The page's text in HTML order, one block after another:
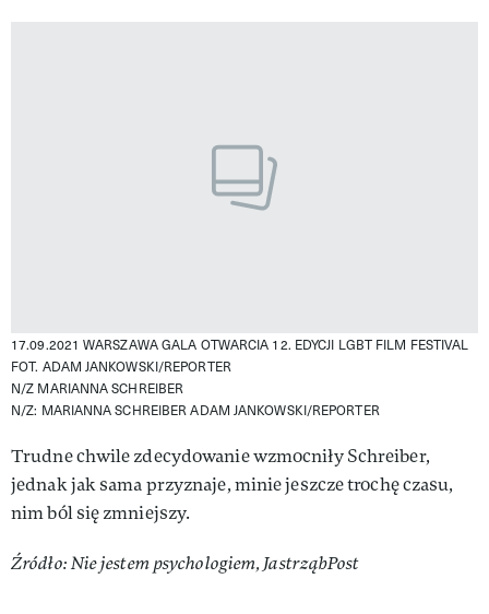
17.09.2021 WARSZAWA GALA OTWARCIA 12. EDYCJI LGBT FILM FESTIVAL
FOT. ADAM JANKOWSKI/REPORTER
N/Z MARIANNA SCHREIBER
N/Z: MARIANNA SCHREIBERADAM JANKOWSKI/REPORTER
Trudne chwile zdecydowanie wzmocniły Schreiber,
jednak jak sama przyznaje, minie jeszcze trochę czasu,
nim ból się zmniejszy.
Źródło: Nie jestem psychologiem, JastrząbPost